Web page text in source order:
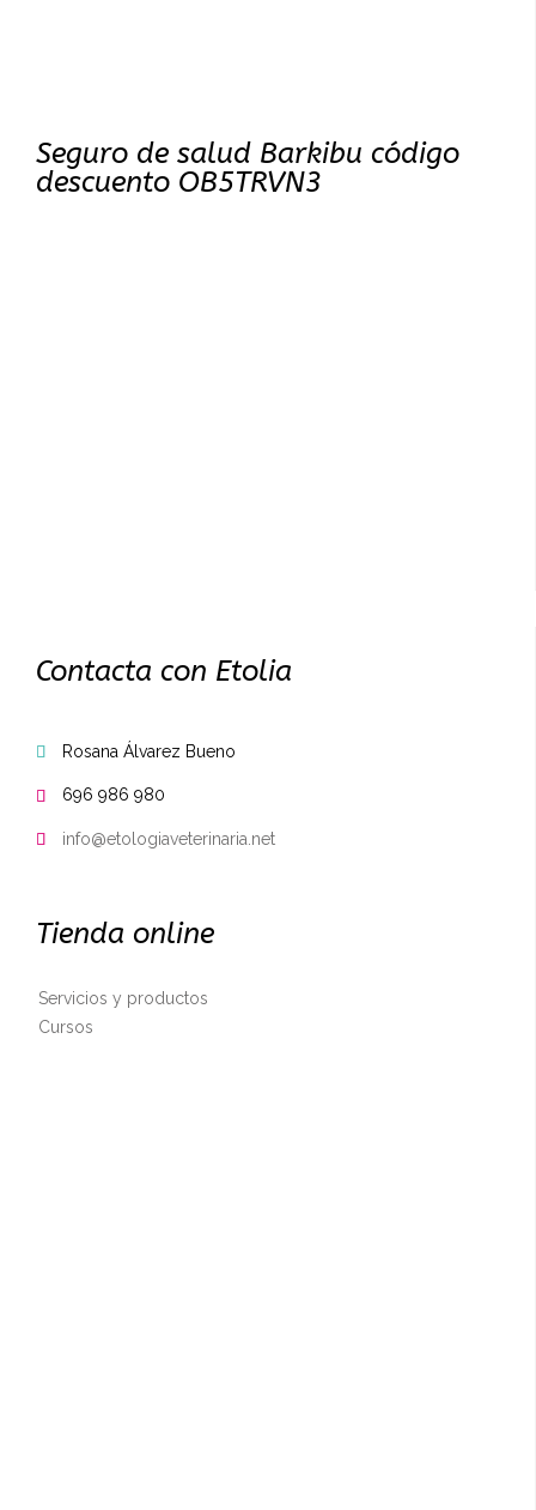
Seguro de salud Barkibu código
descuento OB5TRVN3
Contacta con Etolia
 Rosana Álvarez Bueno
 696 986 980
 info@etologiaveterinaria.net
Tienda online
Servicios y productos
Cursos